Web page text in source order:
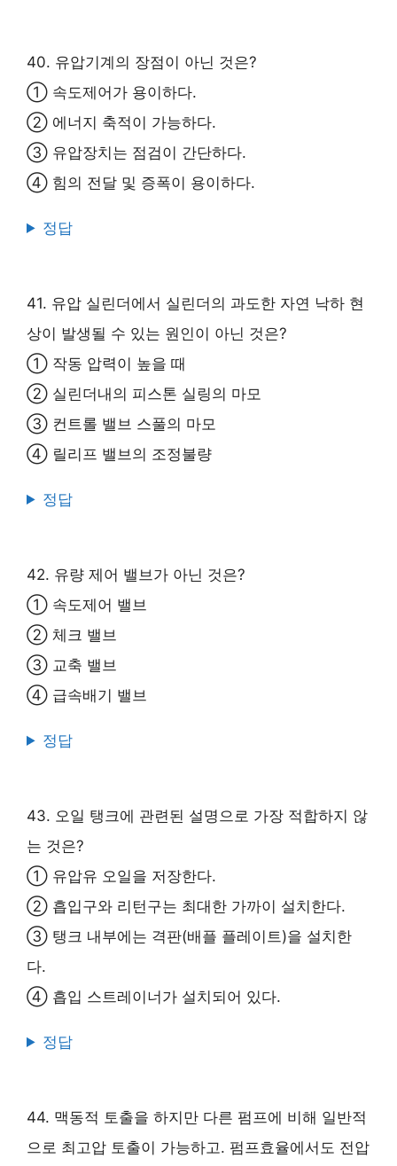
40. 유압기계의 장점이 아닌 것은?
① 속도제어가 용이하다.
② 에너지 축적이 가능하다.
③ 유압장치는 점검이 간단하다.
④ 힘의 전달 및 증폭이 용이하다.
정답
41. 유압 실린더에서 실린더의 과도한 자연 낙하 현
상이 발생될 수 있는 원인이 아닌 것은?
① 작동 압력이 높을 때
② 실린더내의 피스톤 실링의 마모
③ 컨트롤 밸브 스풀의 마모
④ 릴리프 밸브의 조정불량
정답
42. 유량 제어 밸브가 아닌 것은?
① 속도제어 밸브
② 체크 밸브
③ 교축 밸브
④ 급속배기 밸브
정답
43. 오일 탱크에 관련된 설명으로 가장 적합하지 않
는 것은?
① 유압유 오일을 저장한다.
② 흡입구와 리턴구는 최대한 가까이 설치한다.
③ 탱크 내부에는 격판(배플 플레이트)을 설치한
다.
④ 흡입 스트레이너가 설치되어 있다.
정답
44. 맥동적 토출을 하지만 다른 펌프에 비해 일반적
으로 최고압 토출이 가능하고. 펌프효율에서도 전압